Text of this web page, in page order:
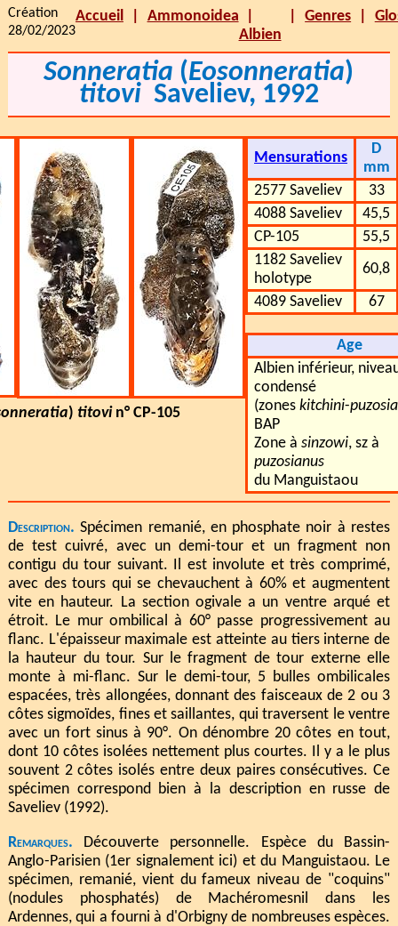
Création
28/02/2023
Accueil
Ammonoidea
Albien
Genres
Sonneratia (Eosonneratia)
titoviSaveliev, 1992
) titovin° CP-105
Mensurations
D
mm
2577 Saveliev
33
4088 Saveliev
45,5
CP-105
55,5
1182 Saveliev
holotype
60,8
4089 Saveliev 67
Age
Albien inférieur,
condensé
(zones kitchini-
BAP
Zone à sinzowi, sz à
puzosianus
du Manguistaou
Description. Spécimen remanié, en phosphate noir à restes
de test cuivré, avec un demi-tour et un fragment non
contigu du tour suivant. Il est involute et très comprimé,
avec des tours qui se chevauchent à 60% et augmentent
vite en hauteur. La section ogivale a un ventre arqué et
étroit. Le mur ombilical à 60° passe progressivement au
flanc. L'épaisseur maximale est atteinte au tiers interne de
la hauteur du tour. Sur le fragment de tour externe elle
monte à mi-flanc. Sur le demi-tour, 5 bulles ombilicales
espacées, très allongées, donnant des faisceaux de 2 ou 3
côtes sigmoïdes, fines et saillantes, qui traversent le ventre
avec un fort sinus à 90°. On dénombre 20 côtes en tout,
dont 10 côtes isolées nettement plus courtes. Il y a le plus
souvent 2 côtes isolés entre deux paires consécutives. Ce
spécimen correspond bien à la description en russe de
Saveliev (1992).
Remarques. Découverte personnelle. Espèce du Bassin-
Anglo-Parisien (1er signalement ici) et du Manguistaou. Le
spécimen, remanié, vient du fameux niveau de "coquins"
(nodules phosphatés) de Machéromesnil dans les
Ardennes, qui a fourni à d'Orbigny de nombreuses espèces.